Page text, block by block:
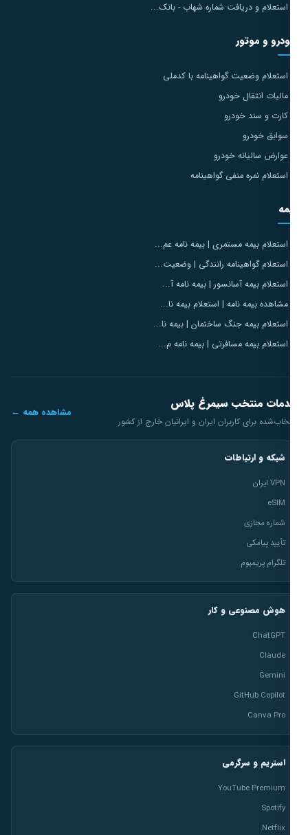
استعلام و دریافت شماره شهاب - بانک...
و موتور
استعلام وضعیت گواهینامه با کدملی
مالیات انتقال خودرو
کارت و سند خودرو
سوابق خودرو
عوارض سالیانه خودرو
استعلام نمره منفی گواهینامه
استعلام بیمه مستمری | بیمه نامه عم...
استعلام گواهینامه رانندگی | وضعیت...
استعلام بیمه آسانسور | بیمه نامه آ...
مشاهده بیمه نامه | استعلام بیمه نا...
استعلام بیمه جنگ ساختمان | بیمه نا...
استعلام بیمه مسافرتی | بیمه نامه م...
منتخب سیمرغ پلاس
برای کاربران ایران و ایرانیان خارج از کشور
مشاهده همه ←
شبکه و ارتباطات
شماره مجازی
تأیید پیامکی
تلگرام پریمیوم
هوش مصنوعی و کار
ChatGPT
Claude
Gemini
GitHub Copilot
Canva Pro
استریم و سرگرمی
YouTube Premium
Spotify
Netflix